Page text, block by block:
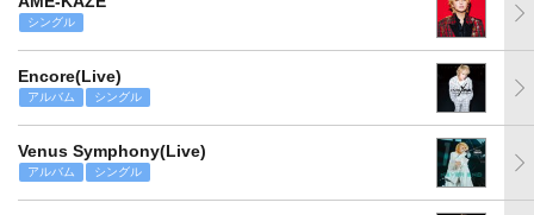
シングル
Encore(Live)
アルバム シングル
Venus Symphony(Live)
アルバム シングル